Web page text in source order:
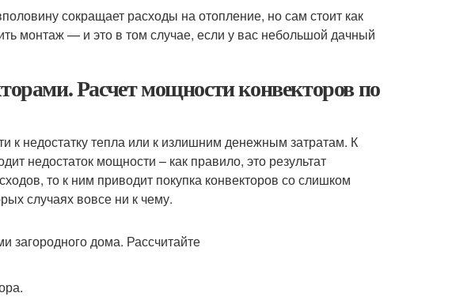
сокращает расходы на отопление, но сам стоит как
монтаж — и это в том случае, если у вас небольшой дачный
Расчет мощности конвекторов по
к недостатку тепла или к излишним денежным затратам. К
недостаток мощности – как правило, это результат
то к ним приводит покупка конвекторов со слишком
случаях вовсе ни к чему.